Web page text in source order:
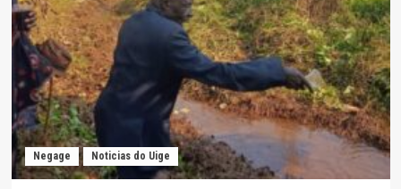
Negage Noticias do Uige